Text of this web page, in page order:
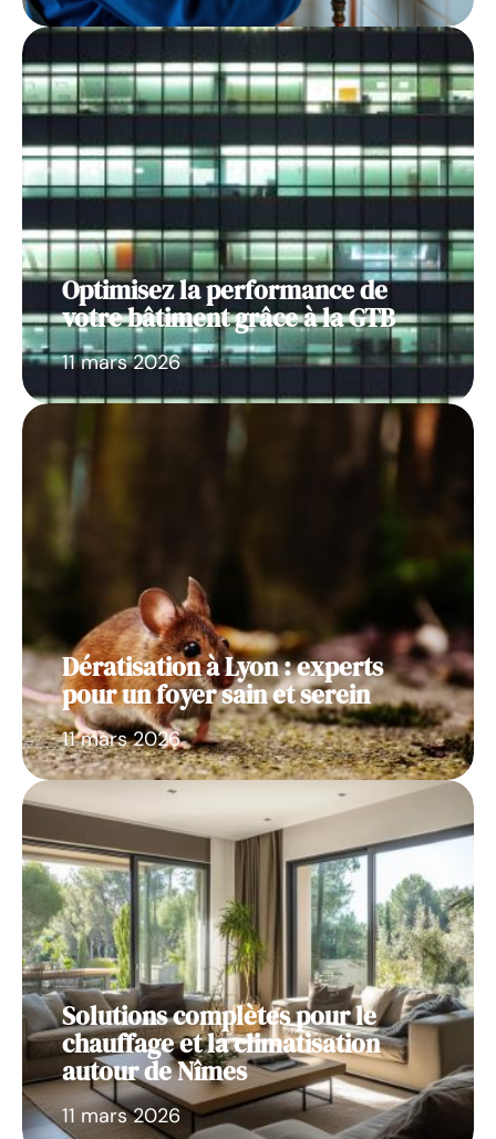
Optimisez la performance de
votre bâtiment grâce à la GTB
11 mars 2026
Dératisation à Lyon : experts
pour un foyer sain et serein
11 mars 2026
Solutions complètes pour le
chauffage et la climatisation
autour de Nîmes
11 mars 2026